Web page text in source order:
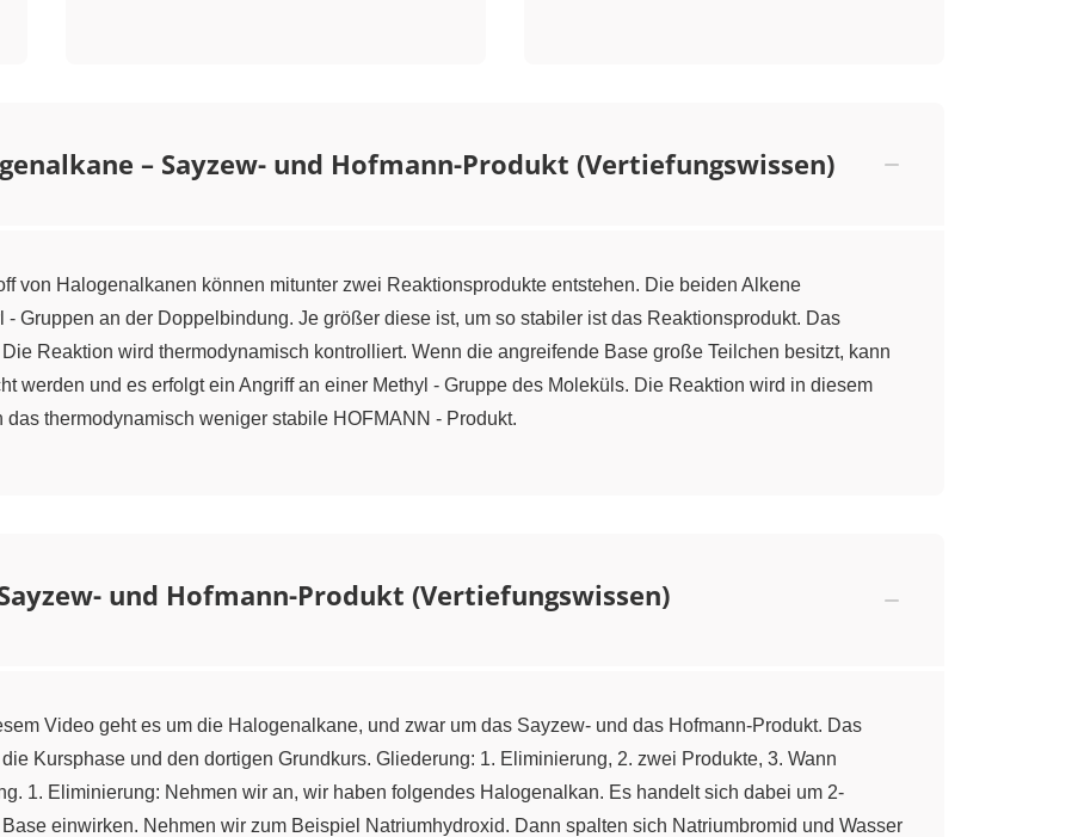
– Sayzew- und Hofmann-Produkt (Vertiefungswissen)
von Halogenalkanen können mitunter zwei Reaktionsprodukte entstehen. Die beiden Alkene
Gruppen an der Doppelbindung. Je größer diese ist, um so stabiler ist das Reaktionsprodukt. Das
Reaktion wird thermodynamisch kontrolliert. Wenn die angreifende Base große Teilchen besitzt, kann
werden und es erfolgt ein Angriff an einer Methyl - Gruppe des Moleküls. Die Reaktion wird in diesem
thermodynamisch weniger stabile HOFMANN - Produkt.
und Hofmann-Produkt (Vertiefungswissen)
Video geht es um die Halogenalkane, und zwar um das Sayzew- und das Hofmann-Produkt. Das
Kursphase und den dortigen Grundkurs. Gliederung: 1. Eliminierung, 2. zwei Produkte, 3. Wann
1. Eliminierung: Nehmen wir an, wir haben folgendes Halogenalkan. Es handelt sich dabei um 2-
einwirken. Nehmen wir zum Beispiel Natriumhydroxid. Dann spalten sich Natriumbromid und Wasser